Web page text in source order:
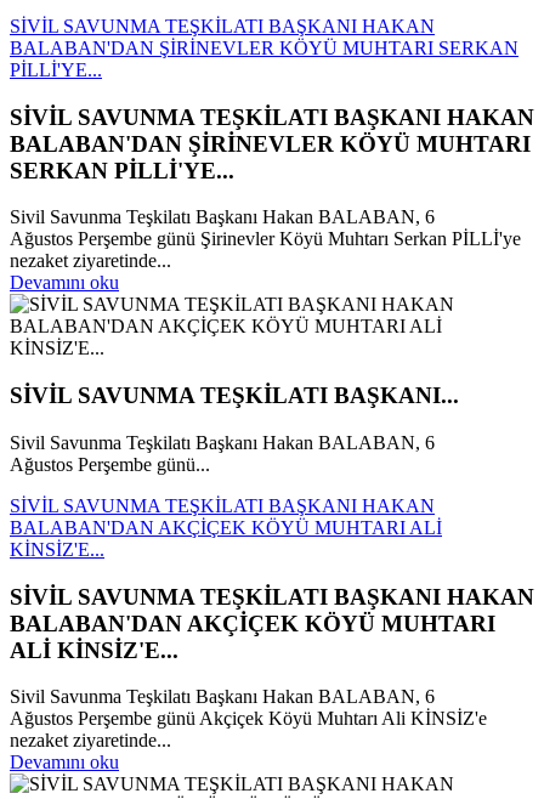
SİVİL SAVUNMA TEŞKİLATI BAŞKANI HAKAN
BALABAN'DAN ŞİRİNEVLER KÖYÜ MUHTARI SERKAN
PİLLİ'YE...
SİVİL SAVUNMA TEŞKİLATI BAŞKANI HAKAN
BALABAN'DAN ŞİRİNEVLER KÖYÜ MUHTARI
SERKAN PİLLİ'YE...
Sivil Savunma Teşkilatı Başkanı Hakan BALABAN, 6
Ağustos Perşembe günü Şirinevler Köyü Muhtarı Serkan PİLLİ'ye
nezaket ziyaretinde...
Devamını oku
SİVİL SAVUNMA TEŞKİLATI BAŞKANI...
Sivil Savunma Teşkilatı Başkanı Hakan BALABAN, 6
Ağustos Perşembe günü...
SİVİL SAVUNMA TEŞKİLATI BAŞKANI HAKAN
BALABAN'DAN AKÇİÇEK KÖYÜ MUHTARI ALİ
KİNSİZ'E...
SİVİL SAVUNMA TEŞKİLATI BAŞKANI HAKAN
BALABAN'DAN AKÇİÇEK KÖYÜ MUHTARI
ALİ KİNSİZ'E...
Sivil Savunma Teşkilatı Başkanı Hakan BALABAN, 6
Ağustos Perşembe günü Akçiçek Köyü Muhtarı Ali KİNSİZ'e
nezaket ziyaretinde...
Devamını oku